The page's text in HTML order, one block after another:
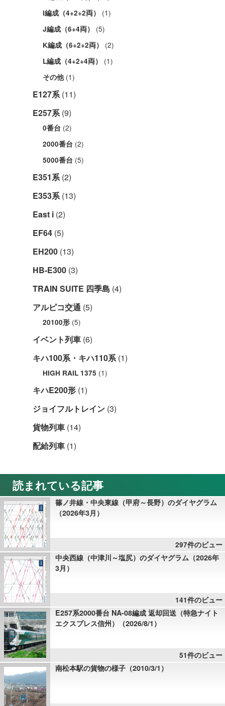
I編成（4+2+2両） (1)
J編成（6+4両） (5)
K編成（6+2+2両） (2)
L編成（4+2+4両） (1)
その他(1)
E127系(11)
E257系(9)
0番台 (2)
2000番台 (2)
5000番台 (5)
E351系(2)
E353系(13)
East i (2)
EF64 (5)
EH200 (13)
HB-E300 (3)
TRAIN SUITE 四季島 (4)
アルピコ交通 (5)
20100形 (5)
イベント列車 (6)
キハ100系・キハ110系(1)
HIGH RAIL 1375 (1)
キハE200形 (1)
ジョイフルトレイン (3)
貨物列車 (14)
配給列車 (1)
読まれている記事
篠ノ井線・中央東線（甲府～長野）のダイヤグラム
（2026年3月）
297件のビュー
中央西線（中津川～塩尻）のダイヤグラム（2026年
3月）
141件のビュー
E257系2000番台 NA-08編成 返却回送（特急ナイト
エクスプレス信州）（2026/8/1）
51件のビュー
南松本駅の貨物の様子（2010/3/1）